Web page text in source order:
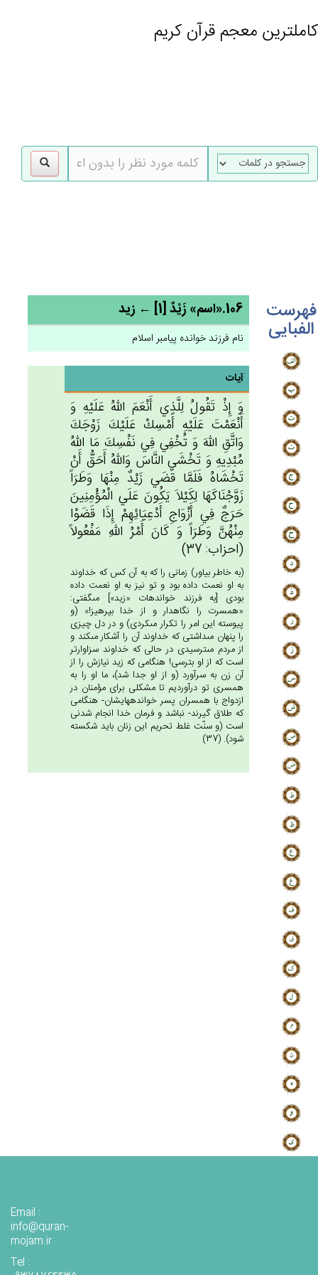
کاملترین معجم قرآن کریم
فهرست
الفبایی
106.«اسم» زَيْدٌ [1] ← زید
نام فرزند خوانده پیامبر اسلام
آیات
وَ إِذْ تَقُول‌ُ لِلَّذِي‌ أَنْعَم‌َ الله‌ُ عَلَيْه‌ِ وَ
أَنْعَمْت‌َ عَلَيْه‌ِ أَمْسِك‌ْ عَلَيْك‌َ زَوْجَك‌َ
وَاتَّق‌ِ الله‌َ وَ تُخْفِي‌ فِي‌ نَفْسِك‌َ مَا الله‌ُ
مُبْدِيه‌ِ وَ تَخْشَي‌ النَّاس‌َ وَالله‌ُ أَحَق‌ُّ أَنْ‌
تَخْشَاه‌ُ فَلَمَّا قَضَي‌ زَيْدٌ مِنْهَا وَطَرَاً
زَوَّجْنَاكَهَا لِكَيْلاَ يَكُون‌َ عَلَي‌ الْمُؤْمِنِين‌َ
حَرَج‌ٌ فِي‌ أَزْوَاج‌ِ أَدْعِيَائِهِم‌ْ إِذَا قَضَوْا
مِنْهُن‌َّ وَطَرَاً وَ كَان‌َ أَمْرُ الله‌ِ مَفْعُولاً
(احزاب: 37)
(به خاطر بياور) زمانى را كه به آن كس كه خداوند
به او نعمت داده بود و تو نيز به او نعمت داده
بودى [به فرزند خوانده‏ات «زيد»] مى‏گفتى:
«همسرت را نگاه‏دار و از خدا بپرهيز!» (و
پيوسته اين امر را تكرار مى‏كردى) و در دل چيزى
را پنهان مى‏داشتى كه خداوند آن را آشكار مى‏كند و
از مردم مى‏ترسيدى در حالى كه خداوند سزاوارتر
است كه از او بترسى! هنگامى كه زيد نيازش را از
آن زن به سرآورد (و از او جدا شد)، ما او را به
همسرى تو درآورديم تا مشكلى براى مؤمنان در
ازدواج با همسران پسر خوانده‏هايشان- هنگامى
كه طلاق گيرند- نباشد و فرمان خدا انجام شدنى
است (و سنّت غلط تحريم اين زنان بايد شكسته
شود). (37)
Email :
info@quran-
mojam.ir
Tel :